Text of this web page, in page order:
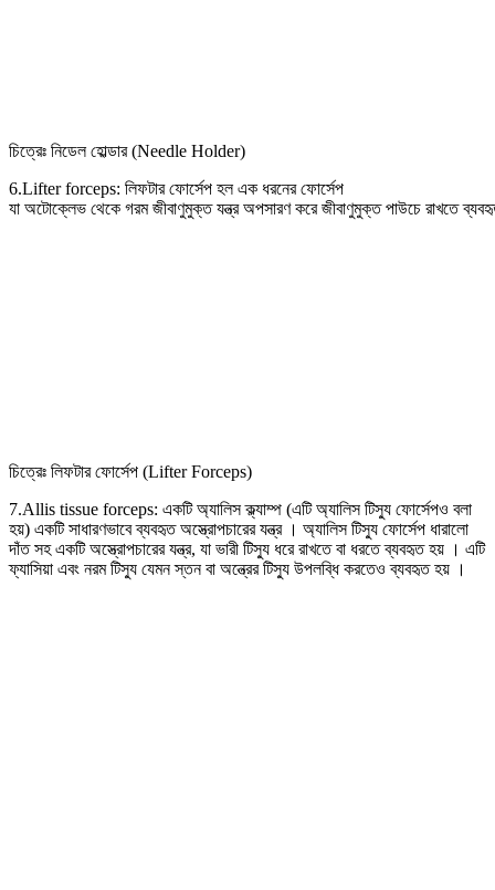
চিত্রেঃ নিডেল হোল্ডার (Needle Holder)
6.Lifter forceps: লিফটার ফোর্সেপ হল এক ধরনের ফোর্সেপ
যা অটোক্লেভ থেকে গরম জীবাণুমুক্ত যন্ত্র অপসারণ করে জীবাণুমুক্ত পাউচে রাখতে
চিত্রেঃ লিফটার ফোর্সেপ (Lifter Forceps)
7.Allis tissue forceps: একটি অ্যালিস ক্ল্যাম্প (এটি অ্যালিস টিস্যু ফোর্সেপও বলা
হয়) একটি সাধারণভাবে ব্যবহৃত অস্ত্রোপচারের যন্ত্র । অ্যালিস টিস্যু ফোর্সেপ ধারালো
দাঁত সহ একটি অস্ত্রোপচারের যন্ত্র, যা ভারী টিস্যু ধরে রাখতে বা ধরতে ব্যবহৃত হয় । এটি
ফ্যাসিয়া এবং নরম টিস্যু যেমন স্তন বা অন্ত্রের টিস্যু উপলব্ধি করতেও ব্যবহৃত হয় ।